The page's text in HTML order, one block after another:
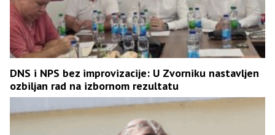
DNS i NPS bez improvizacije: U Zvorniku nastavljen
ozbiljan rad na izbornom rezultatu